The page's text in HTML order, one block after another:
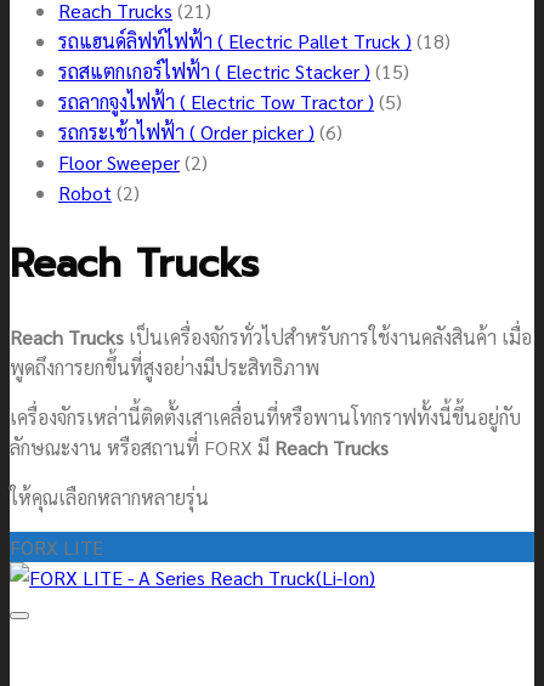
Reach Trucks 2121
สินค้า
รถแฮนด์ลิฟท์ไฟฟ้า ( Electric Pallet Truck ) 1818
รถสแตกเกอร์ไฟฟ้า ( Electric Stacker ) 1515
รถลากจูงไฟฟ้า ( Electric Tow Tractor ) 55
รถกระเช้าไฟฟ้า ( Order picker ) 66
Floor Sweeper 22
Robot 22
Reach Trucks
Reach Trucks เป็นเครื่องจักรทั่วไปสำหรับการใช้งานคลังสินค้า เมื่อ
พูดถึงการยกขึ้นที่สูงอย่างมีประสิทธิภาพ
เครื่องจักรเหล่านี้ติดตั้งเสาเคลื่อนที่หรือพานโทกราฟทั้งนี้ขึ้นอยู่กับ
ลักษณะงาน หรือสถานที่ FORX มี Reach Trucks
ให้คุณเลือกหลากหลายรุ่น
FORX LITE